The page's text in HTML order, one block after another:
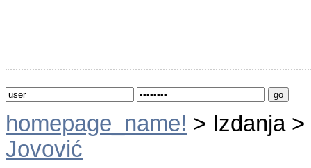
homepage_name! > Izdanja
Jovović